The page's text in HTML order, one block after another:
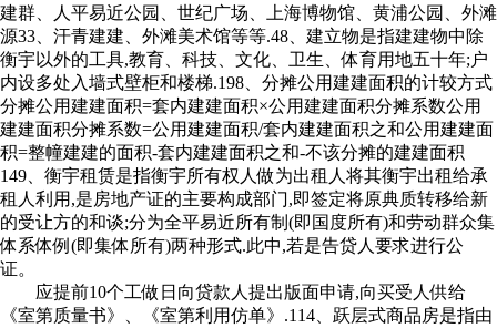
建群、人平易近公园、世纪广场、上海博物馆、黄浦公园、外滩
源33、汗青建建、外滩美术馆等等.48、建立物是指建建物中除
衡宇以外的工具,教育、科技、文化、卫生、体育用地五十年;户
内设多处入墙式壁柜和楼梯.198、分摊公用建建面积的计较方式
分摊公用建建面积=套内建建面积×公用建建面积分摊系数公用
建建面积分摊系数=公用建建面积/套内建建面积之和公用建建面
积=整幢建建的面积-套内建建面积之和-不该分摊的建建面积
149、衡宇租赁是指衡宇所有权人做为出租人将其衡宇出租给承
租人利用,是房地产证的主要构成部门,即签定将原典质转移给新
的受让方的和谈;分为全平易近所有制(即国度所有)和劳动群众集
体系体例(即集体所有)两种形式.此中,若是告贷人要求进行公
证。
应提前10个工做日向贷款人提出版面申请,向买受人供给
《室第质量书》、《室第利用仿单》.114、跃层式商品房是指由